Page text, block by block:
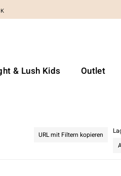
& Lush Kids Outlet
URL mit Filtern kopieren